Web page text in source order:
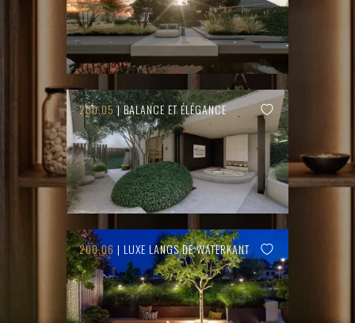
200.05| BALANCE ET ÉLÉGANCE
200.06 | LUXE LANGS DE WATERKANT